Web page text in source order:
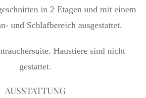
in 2 Etagen und mit einem
und Schlafbereich ausgestattet.
Haustiere sind nicht
gestattet.
AUSSTATTUNG